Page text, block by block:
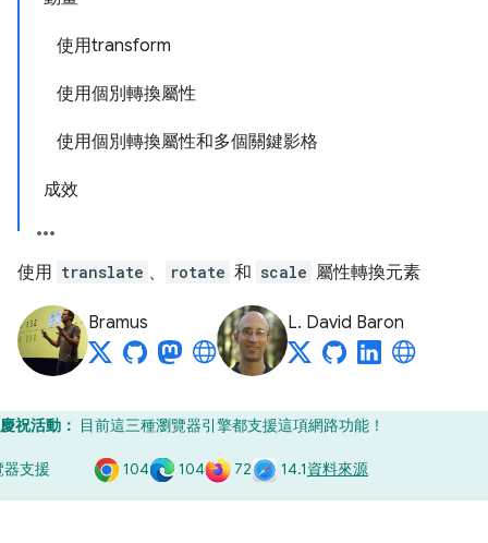
使用transform
使用個別轉換屬性
使用個別轉換屬性和多個關鍵影格
成效
使用 translate 、 rotate 和 scale 屬性轉換元素
Bramus L. David Baron
慶祝活動： 目前這三種瀏覽器引擎都支援這項網路功能！
器支援 104 104 72 14.1資料來源